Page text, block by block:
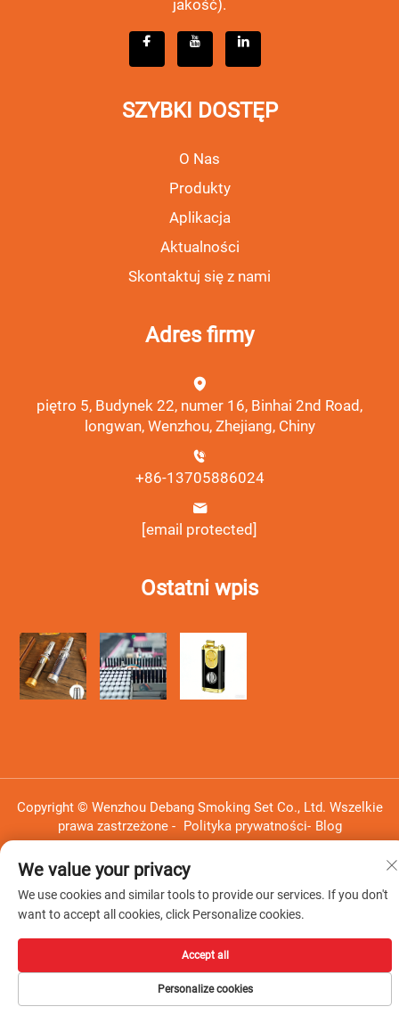
jakość).
SZYBKI DOSTĘP
O Nas
Produkty
Aplikacja
Aktualności
Skontaktuj się z nami
Adres firmy
piętro 5, Budynek 22, numer 16, Binhai 2nd Road,
longwan, Wenzhou, Zhejiang, Chiny
+86-13705886024
[email protected]
Ostatni wpis
Copyright © Wenzhou Debang Smoking Set Co., Ltd. Wszelkie
prawa zastrzeżone - Polityka prywatności- Blog
We value your privacy
We use cookies and similar tools to provide our services. If you don't
want to accept all cookies, click Personalize cookies.
Personalize cookies
Accept all